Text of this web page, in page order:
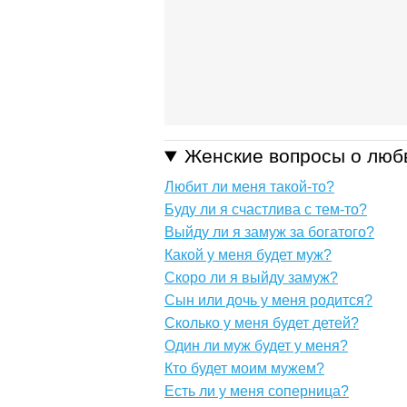
Женские вопросы о
Любит ли меня такой-то?
Буду ли я счастлива с тем-то?
Выйду ли я замуж за богатого?
Какой у меня будет муж?
Скоро ли я выйду замуж?
Сын или дочь у меня родится?
Сколько у меня будет детей?
Один ли муж будет у меня?
Кто будет моим мужем?
Есть ли у меня соперница?